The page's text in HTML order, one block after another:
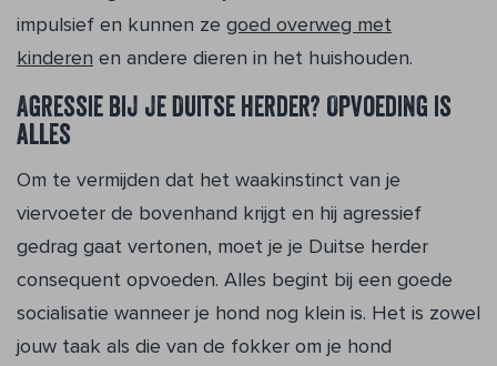
impulsief en kunnen ze goed overweg met
kinderen en andere dieren in het huishouden.
Agressie bij je Duitse herder? Opvoeding is
alles
Om te vermijden dat het waakinstinct van je
viervoeter de bovenhand krijgt en hij agressief
gedrag gaat vertonen, moet je je Duitse herder
consequent opvoeden. Alles begint bij een goede
socialisatie wanneer je hond nog klein is. Het is zowel
jouw taak als die van de fokker om je hond